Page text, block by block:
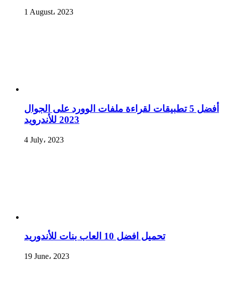
1 August، 2023
أفضل 5 تطبيقات لقراءة ملفات الوورد على الجوال
2023 للأندرويد
4 July، 2023
تحميل افضل 10 العاب بنات للأندوريد
19 June، 2023